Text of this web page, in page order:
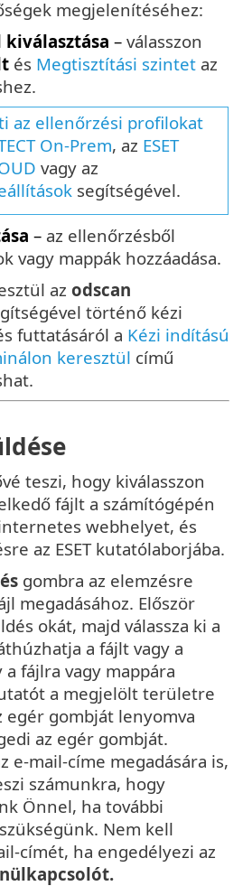
megjelenítéséhez:
– válasszon
és Megtisztítási szintet az
az ellenőrzési profilokat
On-Prem, az ESET
vagy az
segítségével.
– az ellenőrzésből
vagy mappák hozzáadása.
az odscan
történő kézi
futtatásáról a Kézi indítású
keresztül című
teszi, hogy kiválasszon
fájlt a számítógépén
webhelyet, és
az ESET kutatólaborjába.
gombra az elemzésre
megadásához. Először
okát, majd válassza ki a
a fájlt vagy a
fájlra vagy mappára
a megjelölt területre
egér gombját lenyomva
az egér gombját.
e-mail-címe megadására is,
számunkra, hogy
Önnel, ha további
Nem kell
címét, ha engedélyezi az
kapcsolót.